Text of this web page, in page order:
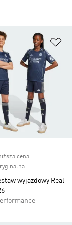
cena
wyjazdowy Real